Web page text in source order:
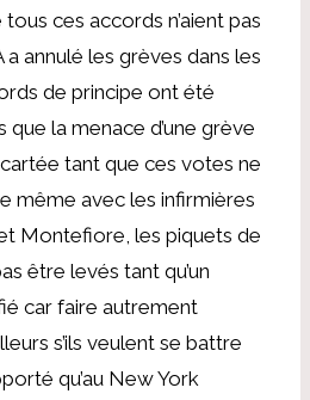
ces accords n’aient pas
annulé les grèves dans les
de principe ont été
la menace d’une grève
tant que ces votes ne
même avec les infirmières
Montefiore, les piquets de
être levés tant qu’un
car faire autrement
s’ils veulent se battre
qu’au New York